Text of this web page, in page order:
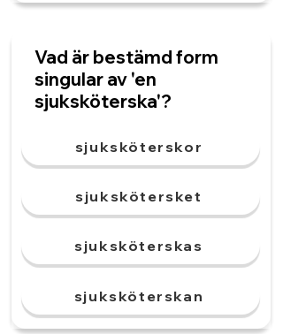
Vad är bestämd form
singular av 'en
sjuksköterska'?
sjuksköterskor
sjukskötersket
sjuksköterskas
sjuksköterskan